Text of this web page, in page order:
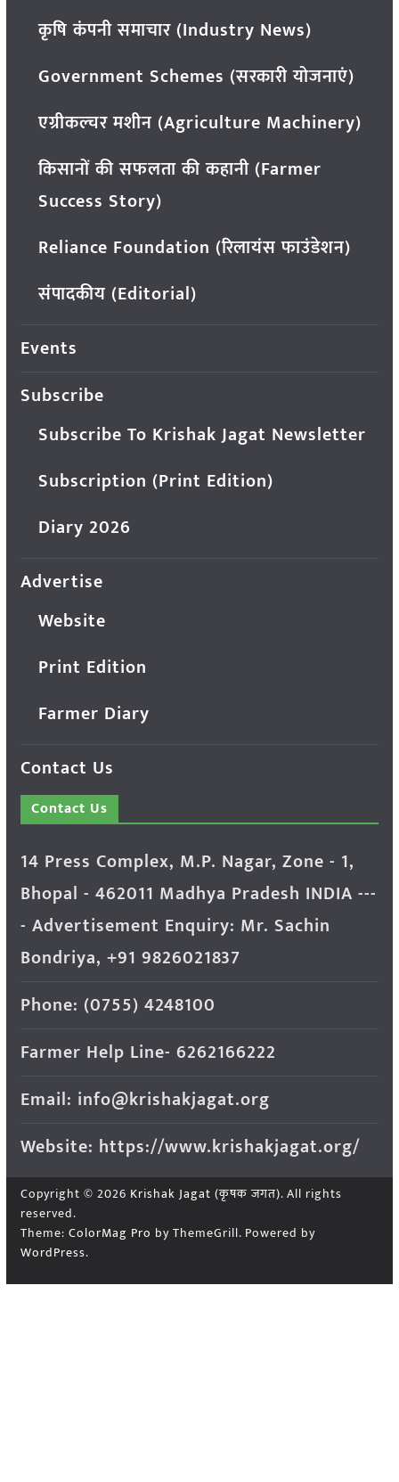
कृषि कंपनी समाचार (Industry News)
Government Schemes (सरकारी योजनाएं)
एग्रीकल्चर मशीन (Agriculture Machinery)
किसानों की सफलता की कहानी (Farmer
Success Story)
Reliance Foundation (रिलायंस फाउंडेशन)
संपादकीय (Editorial)
Events
Subscribe
Subscribe To Krishak Jagat Newsletter
Subscription (Print Edition)
Diary 2026
Advertise
Website
Print Edition
Farmer Diary
Contact Us
Contact Us
14 Press Complex, M.P. Nagar, Zone - 1,
Bhopal - 462011 Madhya Pradesh INDIA ---
- Advertisement Enquiry: Mr. Sachin
Bondriya, +91 9826021837
Phone: (0755) 4248100
Farmer Help Line- 6262166222
Email: info@krishakjagat.org
Website: https://www.krishakjagat.org/
Copyright © 2026 Krishak Jagat (कृषक जगत). All rights
reserved.
Theme: ColorMag Pro by ThemeGrill. Powered by
WordPress.